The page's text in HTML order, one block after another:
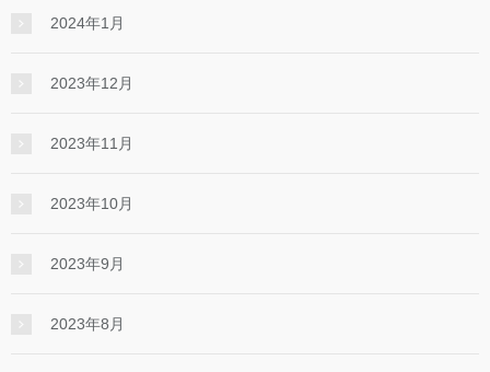
2024年1月
2023年12月
2023年11月
2023年10月
2023年9月
2023年8月